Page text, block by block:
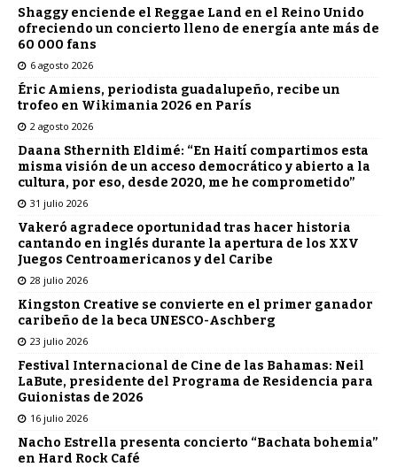
Shaggy enciende el Reggae Land en el Reino Unido
ofreciendo un concierto lleno de energía ante más de
60 000 fans
6 agosto 2026
Éric Amiens, periodista guadalupeño, recibe un
trofeo en Wikimania 2026 en París
2 agosto 2026
Daana Sthernith Eldimé: “En Haití compartimos esta
misma visión de un acceso democrático y abierto a la
cultura, por eso, desde 2020, me he comprometido”
31 julio 2026
Vakeró agradece oportunidad tras hacer historia
cantando en inglés durante la apertura de los XXV
Juegos Centroamericanos y del Caribe
28 julio 2026
Kingston Creative se convierte en el primer ganador
caribeño de la beca UNESCO-Aschberg
23 julio 2026
Festival Internacional de Cine de las Bahamas: Neil
LaBute, presidente del Programa de Residencia para
Guionistas de 2026
16 julio 2026
Nacho Estrella presenta concierto “Bachata bohemia”
en Hard Rock Café